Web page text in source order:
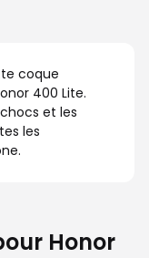
coque
400 Lite.
et les
les
Honor